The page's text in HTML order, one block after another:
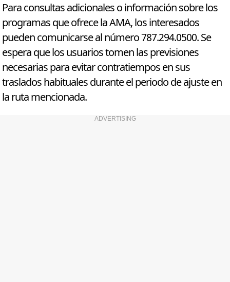
Para consultas adicionales o información sobre los
programas que ofrece la AMA, los interesados
pueden comunicarse al número 787.294.0500. Se
espera que los usuarios tomen las previsiones
necesarias para evitar contratiempos en sus
traslados habituales durante el periodo de ajuste en
la ruta mencionada.
ADVERTISING